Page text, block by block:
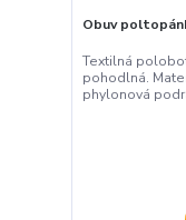
Obuv
Textilná
pohodlná.
phylonová